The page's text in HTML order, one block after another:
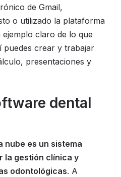
de Gmail,
o utilizado la plataforma
ejemplo claro de lo que
puedes crear y trabajar
presentaciones y
dental
nube es un sistema
la gestión clínica y
odontológicas. A